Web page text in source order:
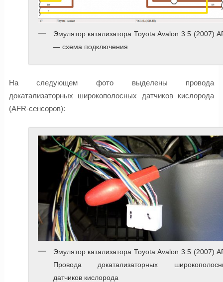
Эмулятор катализатора Toyota Avalon 3.5 (2007)
— схема подключения
На следующем фото выделены провода
докатализаторных широкополосных датчиков кислорода
(AFR-сенсоров):
Эмулятор катализатора Toyota Avalon 3.5 (2007)
Провода докатализаторных
датчиков кислорода